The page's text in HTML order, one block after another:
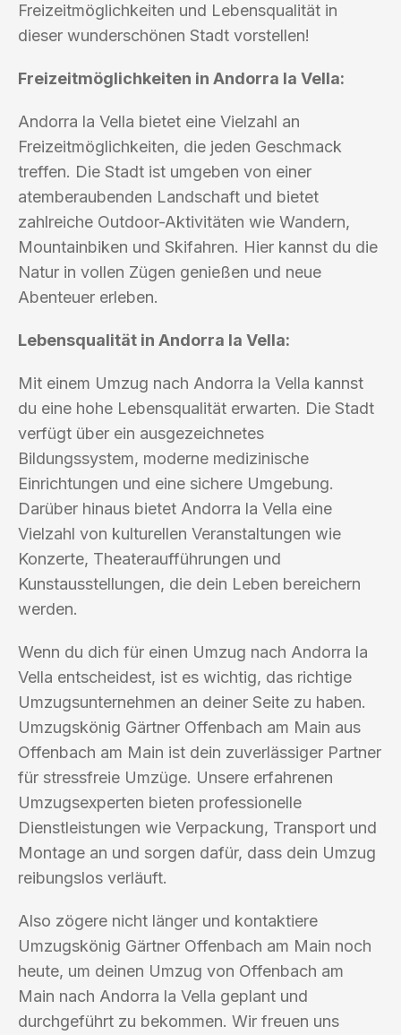
Freizeitmöglichkeiten und Lebensqualität in
dieser wunderschönen Stadt vorstellen!
Freizeitmöglichkeiten in Andorra la Vella:
Andorra la Vella bietet eine Vielzahl an
Freizeitmöglichkeiten, die jeden Geschmack
treffen. Die Stadt ist umgeben von einer
atemberaubenden Landschaft und bietet
zahlreiche Outdoor-Aktivitäten wie Wandern,
Mountainbiken und Skifahren. Hier kannst du die
Natur in vollen Zügen genießen und neue
Abenteuer erleben.
Lebensqualität in Andorra la Vella:
Mit einem Umzug nach Andorra la Vella kannst
du eine hohe Lebensqualität erwarten. Die Stadt
verfügt über ein ausgezeichnetes
Bildungssystem, moderne medizinische
Einrichtungen und eine sichere Umgebung.
Darüber hinaus bietet Andorra la Vella eine
Vielzahl von kulturellen Veranstaltungen wie
Konzerte, Theateraufführungen und
Kunstausstellungen, die dein Leben bereichern
werden.
Wenn du dich für einen Umzug nach Andorra la
Vella entscheidest, ist es wichtig, das richtige
Umzugsunternehmen an deiner Seite zu haben.
Umzugskönig Gärtner Offenbach am Main aus
Offenbach am Main ist dein zuverlässiger Partner
für stressfreie Umzüge. Unsere erfahrenen
Umzugsexperten bieten professionelle
Dienstleistungen wie Verpackung, Transport und
Montage an und sorgen dafür, dass dein Umzug
reibungslos verläuft.
Also zögere nicht länger und kontaktiere
Umzugskönig Gärtner Offenbach am Main noch
heute, um deinen Umzug von Offenbach am
Main nach Andorra la Vella geplant und
durchgeführt zu bekommen. Wir freuen uns